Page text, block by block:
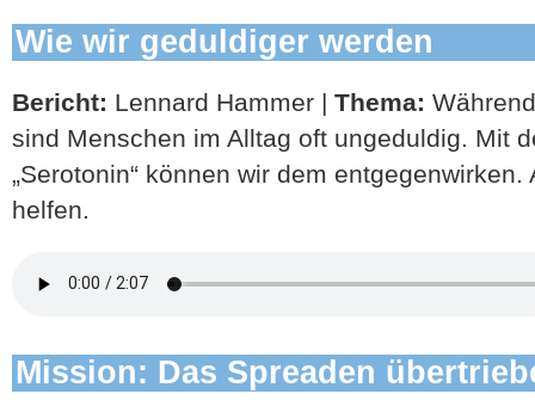
Wie wir geduldiger werden
Bericht: Lennard Hammer | Thema:
sind Menschen im Alltag oft ungeduldig. Mit
„Serotonin“ können wir dem
helfen.
Mission: Das Spreaden